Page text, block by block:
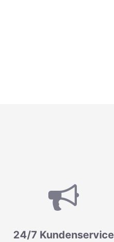
24/7 Kundenservice